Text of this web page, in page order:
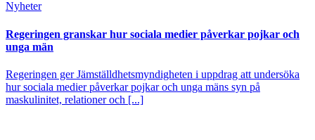
Nyheter
Regeringen granskar hur sociala medier påverkar pojkar och
unga män
Regeringen ger Jämställdhetsmyndigheten i uppdrag att undersöka
hur sociala medier påverkar pojkar och unga mäns syn på
maskulinitet, relationer och [...]